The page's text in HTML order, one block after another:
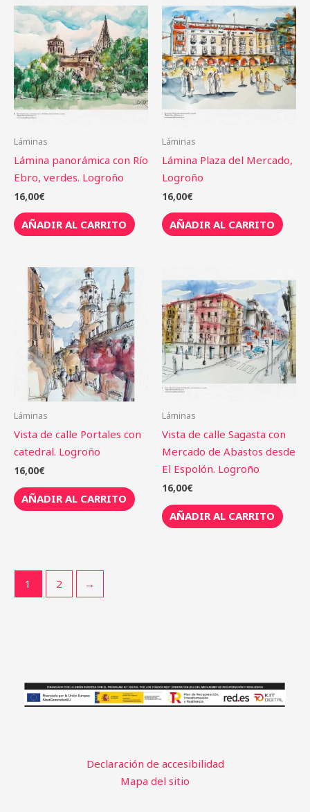
Láminas
Lámina panorámica con Río
Ebro, verdes. Logroño
16,00€
AÑADIR AL CARRITO
Láminas
Lámina Plaza del Mercado,
Logroño
16,00€
AÑADIR AL CARRITO
Láminas
Vista de calle Portales con
catedral. Logroño
16,00€
AÑADIR AL CARRITO
Láminas
Vista de calle Sagasta con
Mercado de Abastos desde
El Espolón. Logroño
16,00€
AÑADIR AL CARRITO
1 2 →
Declaración de accesibilidad
Mapa del sitio